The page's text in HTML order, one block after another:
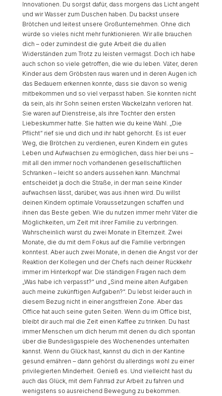
Innovationen. Du sorgst dafür, dass morgens das Licht angeht
und wir Wasser zum Duschen haben. Du backst unsere
Brötchen und leitest unsere Großunternehmen. Ohne dich
würde so vieles nicht mehr funktionieren. Wir alle brauchen
dich – oder zumindest die gute Arbeit die du allen
Widerständen zum Trotz zu leisten vermagst. Doch ich habe
auch schon so viele getroffen, die wie du leben. Väter, deren
Kinder aus dem Gröbsten raus waren und in deren Augen ich
das Bedauern erkennen konnte, dass sie davon so wenig
mitbekommen und so viel verpasst haben. Sie konnten nicht
da sein, als ihr Sohn seinen ersten Wackelzahn verloren hat.
Sie waren auf Dienstreise, als ihre Tochter den ersten
Liebeskummer hatte. Sie hatten wie du keine Wahl. „Die
Pflicht“ rief sie und dich und ihr habt gehorcht. Es ist euer
Weg, die Brötchen zu verdienen, euren Kindern ein gutes
Leben und Aufwachsen zu ermöglichen, dass hier bei uns –
mit all den immer noch vorhandenen gesellschaftlichen
Schranken – leicht so anders aussehen kann. Manchmal
entscheidet ja doch die Straße, in der man seine Kinder
aufwachsen lässt, darüber, was aus ihnen wird. Du willst
deinen Kindern optimale Voraussetzungen schaffen und
ihnen das Beste geben. Wie du nutzen immer mehr Väter die
Möglichkeiten, um Zeit mit ihrer Familie zu verbringen.
Wahrscheinlich warst du zwei Monate in Elternzeit. Zwei
Monate, die du mit dem Fokus auf die Familie verbringen
konntest. Aber auch zwei Monate, in denen die Angst vor der
Reaktion der Kollegen und der Chefs nach deiner Rückkehr
immer im Hinterkopf war. Die ständigen Fragen nach dem
„Was habe ich verpasst?“ und „Sind meine alten Aufgaben
auch meine zukünftigen Aufgaben?“. Du lebst leider auch in
diesem Bezug nicht in einer angstfreien Zone. Aber das
Office hat auch seine guten Seiten. Wenn du im Office bist,
bleibt dir auch mal die Zeit einen Kaffee zu trinken. Du hast
immer Menschen um dich herum mit denen du dich spontan
über die Bundesligaspiele des Wochenendes unterhalten
kannst. Wenn du Glück hast, kannst du dich in der Kantine
gesund ernähren – dann gehörst du allerdings wohl zu einer
privilegierten Minderheit. Genieß es. Und vielleicht hast du
auch das Glück, mit dem Fahrrad zur Arbeit zu fahren und
wenigstens so ausreichend Bewegung zu bekommen.